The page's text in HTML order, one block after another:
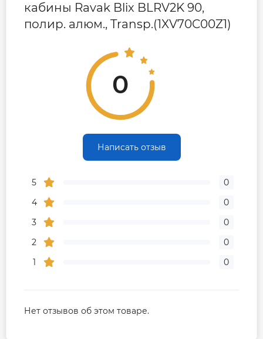
кабины Ravak Blix BLRV2K 90,
полир. алюм., Transp.(1XV70C00Z1)
0
Написать отзыв
5
0
4
0
3
0
2
0
1
0
Нет отзывов об этом товаре.